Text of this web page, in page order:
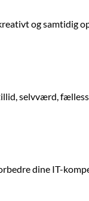
og samtidig
selvværd,
dine IT-